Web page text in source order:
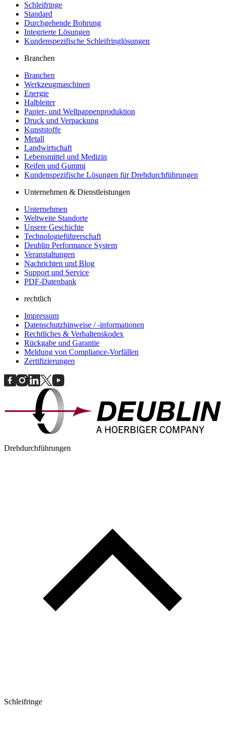
Schleifringe
Standard
Durchgehende Bohrung
Integrierte Lösungen
Kundenspezifische Schleifringlösungen
Branchen
Branchen
Werkzeugmaschinen
Energie
Halbleiter
Papier- und Wellpappenproduktion
Druck und Verpackung
Kunststoffe
Metall
Landwirtschaft
Lebensmittel und Medizin
Reifen und Gummi
Kundenspezifische Lösungen für Drehdurchführungen
Unternehmen & Dienstleistungen
Unternehmen
Weltweite Standorte
Unsere Geschichte
Technologieführerschaft
Deublin Performance System
Veranstaltungen
Nachrichten und Blog
Support und Service
PDF-Datenbank
rechtlich
Impressum
Datenschutzhinweise / -informationen
Rechtliches & Verhaltenskodex
Rückgabe und Garantie
Meldung von Compliance-Vorfällen
Zertifizierungen
Drehdurchführungen
Schleifringe